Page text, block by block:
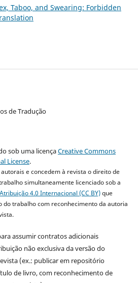
Taboo, and Swearing: Forbidden
de Tradução
sob uma licençaCreative Commons
License.
e concedem à revista o direito de
simultaneamente licenciado sob a
4.0 Internacional (CC BY)que
trabalho com reconhecimento da autoria
assumir contratos adicionais
não exclusiva da versão do
(ex.: publicar em repositório
de livro, com reconhecimento de